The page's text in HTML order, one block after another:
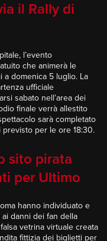
il Rally di
l’evento
che animerà le
a domenica 5 luglio. La
ufficiale
sabato nell’area dei
finale verrà allestito
sarà completato
per le ore 18:30.
sito pirata
per Ultimo
hanno individuato e
danni dei fan della
vetrina virtuale creata
fittizia dei biglietti per